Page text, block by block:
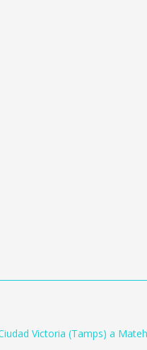
Victoria (Tamps) a